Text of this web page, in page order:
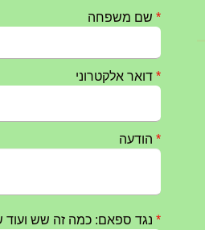
חרבות ברזל – הודעה 1 – 14.10.2023